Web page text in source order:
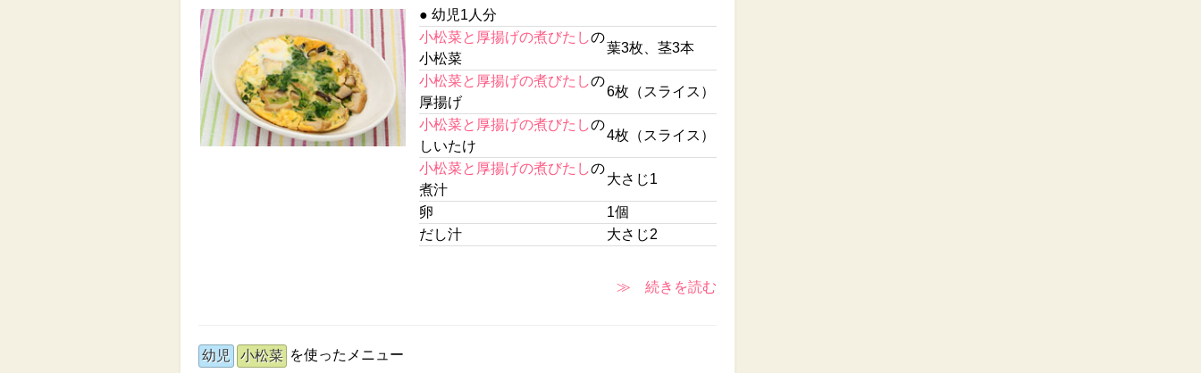
● 幼児1人分
小松菜と厚揚げの煮びたしの
小松菜
葉3枚、茎3本
小松菜と厚揚げの煮びたしの
厚揚げ
6枚（スライス）
小松菜と厚揚げの煮びたしの
しいたけ
4枚（スライス）
小松菜と厚揚げの煮びたしの
煮汁
大さじ1
卵
1個
だし汁
大さじ2
≫ 続きを読む
幼児 小松菜 を使ったメニュー